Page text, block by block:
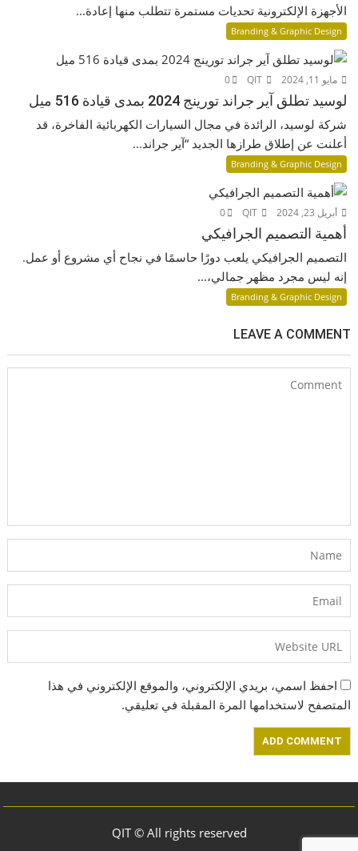
الأجهزة الإلكترونية تحديات مستمرة تتطلب منها إعادة...
Branding & Graphic Design
مايو 11, 2024 QIT
0
لوسيد تطلق آير جراند تورينج 2024 بمدى قيادة 516 ميل
شركة لوسيد، الرائدة في مجال السيارات الكهربائية الفاخرة، قد
أعلنت عن إطلاق طرازها الجديد “آير جراند...
Branding & Graphic Design
أبريل 23, 2024 QIT
0
أهمية التصميم الجرافيكي
التصميم الجرافيكي يلعب دورًا حاسمًا في نجاح أي مشروع أو عمل.
إنه ليس مجرد مظهر جمالي،...
Branding & Graphic Design
LEAVE A COMMENT
احفظ اسمي، بريدي الإلكتروني، والموقع الإلكتروني في هذا
المتصفح لاستخدامها المرة المقبلة في تعليقي.
QIT © All rights reserved